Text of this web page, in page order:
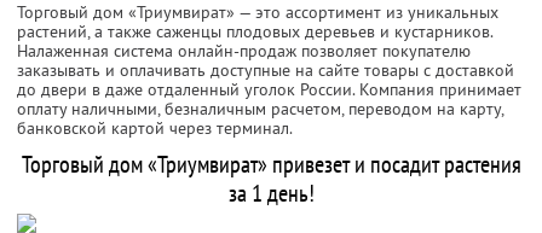
Торговый дом «Триумвират» — это ассортимент из уникальных
растений, а также саженцы плодовых деревьев и кустарников.
Налаженная система онлайн-продаж позволяет покупателю
заказывать и оплачивать доступные на сайте товары с доставкой
до двери в даже отдаленный уголок России. Компания принимает
оплату наличными, безналичным расчетом, переводом на карту,
банковской картой через терминал.
Торговый дом «Триумвират» привезет и посадит растения
за 1 день!